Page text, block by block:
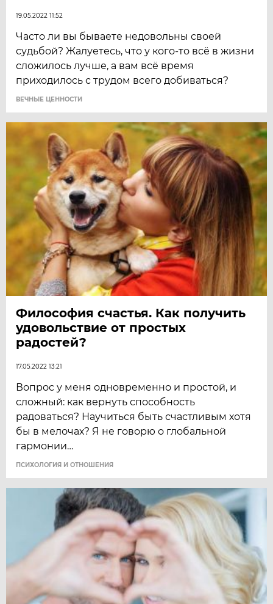
19.05.2022 11:52
Часто ли вы бываете недовольны своей
судьбой? Жалуетесь, что у кого-то всё в жизни
сложилось лучше, а вам всё время
приходилось с трудом всего добиваться?
ВЕЧНЫЕ ЦЕННОСТИ
Философия счастья. Как получить
удовольствие от простых
радостей?
17.05.2022 13:21
Вопрос у меня одновременно и простой, и
сложный: как вернуть способность
радоваться? Научиться быть счастливым хотя
бы в мелочах? Я не говорю о глобальной
гармонии…
ПСИХОЛОГИЯ И ОТНОШЕНИЯ